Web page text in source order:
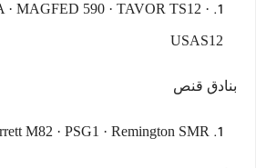
MAGFED 590 · TAVOR TS12 ·
USAS12
بنادق قنص
M82 · PSG1 · Remington SMR